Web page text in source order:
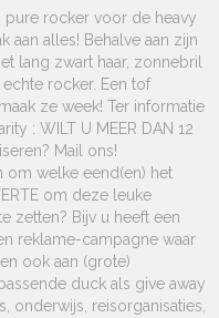
rocker voor de heavy
aan alles! Behalve aan zijn
lang zwart haar, zonnebril
rocker. Een tof
ze week! Ter informatie
: WILT U MEER DAN 12
Mail ons!
om welke eend(en) het
om deze leuke
zetten? Bijv u heeft een
reklame-campagne waar
ook aan (grote)
duck als give away
onderwijs, reisorganisaties,